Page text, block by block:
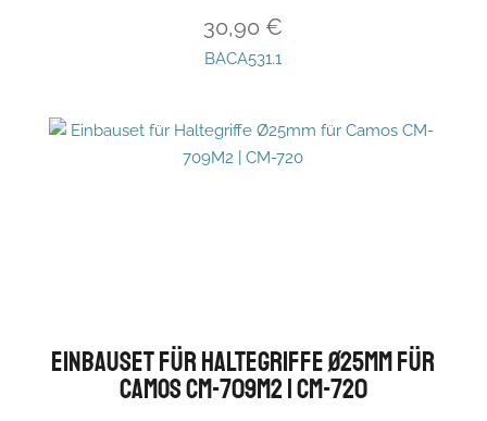
30,90 €
BACA531.1
Einbauset für Haltegriffe Ø25mm für
Camos CM-709M2 | CM-720